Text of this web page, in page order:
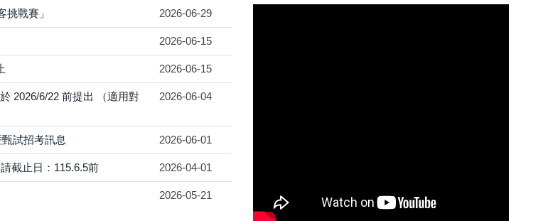
挑戰賽」 2026-06-29
2026-06-15
2026-06-15
2026/6/22 前提出 （適用對
2026-06-04
試招考訊息 2026-06-01
截止日：115.6.5前 2026-04-01
2026-05-21